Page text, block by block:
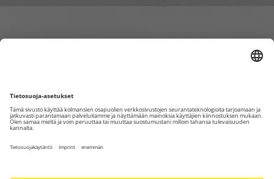
Sisäiset sivut
Tietosuoja